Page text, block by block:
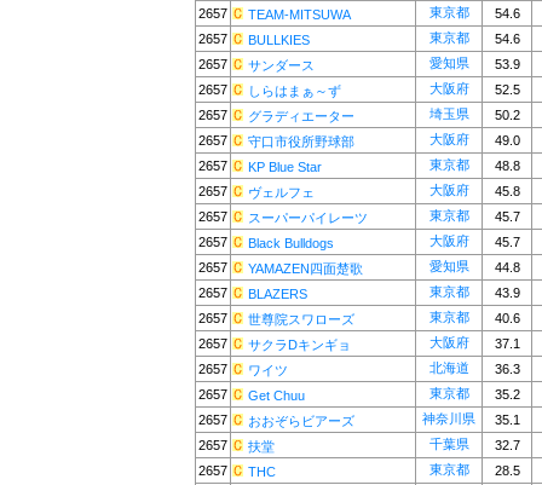
2657
TEAM-MITSUWA 東京都
54.6
2657
BULLKIES 東京都
54.6
2657
サンダース 愛知県
53.9
2657
しらはまぁ～ず 大阪府
52.5
2657
グラディエーター 埼玉県
50.2
2657
守口市役所野球部 大阪府
49.0
2657
KP Blue Star 東京都
48.8
2657
ヴェルフェ 大阪府
45.8
2657
スーパーパイレーツ 東京都
45.7
2657
Black Bulldogs 大阪府
45.7
2657
YAMAZEN四面楚歌 愛知県
44.8
2657
BLAZERS 東京都
43.9
2657
世尊院スワローズ 東京都
40.6
2657
サクラDキンギョ 大阪府
37.1
2657
ワイツ 北海道
36.3
2657
Get Chuu 東京都
35.2
2657
おおぞらビアーズ 神奈川県
35.1
2657
扶堂 千葉県
32.7
2657
THC 東京都 28.5